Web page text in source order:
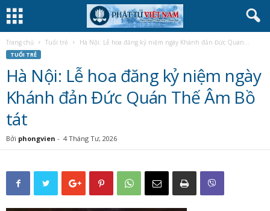
Trang chủ Tuổi trẻ Hà Nội: Lễ hoa đăng kỷ niệm ngày Khánh đản Đức Quán...
TUỔI TRẺ
Hà Nội: Lễ hoa đăng kỷ niệm ngày
Khánh đản Đức Quán Thế Âm Bồ
tát
Bởi phongvien - 4 Tháng Tư, 2026